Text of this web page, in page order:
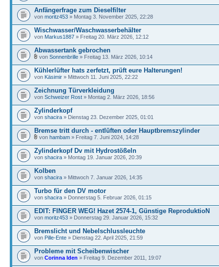
Anfängerfrage zum Dieselfilter
von moritz453 » Montag 3. November 2025, 22:28
Wischwasser/Waschwasserbehälter
von Markus1887 » Freitag 20. März 2026, 12:12
Abwassertank gebrochen
von Sonnenbrille » Freitag 13. März 2026, 10:14
Kühlerlüfter hats zerfetzt, prüft eure Halterungen!
von Käsimir » Mittwoch 11. Juni 2025, 22:22
Zeichnung Türverkleidung
von Schweizer Rost » Montag 2. März 2026, 18:56
Zylinderkopf
von shacira » Dienstag 23. Dezember 2025, 01:01
Bremse tritt durch - entlüften oder Hauptbremszylinder
von hambam » Freitag 7. Juni 2024, 14:28
Zylinderkopf Dv mit Hydrostößeln
von shacira » Montag 19. Januar 2026, 20:39
Kolben
von shacira » Mittwoch 7. Januar 2026, 14:35
Turbo für den DV motor
von shacira » Donnerstag 5. Februar 2026, 01:15
EDIT: FINGER WEG! Hazet 2574-1, Günstige ReproduktioN
von moritz453 » Donnerstag 29. Januar 2026, 15:32
Bremslicht und Nebelschlussleuchte
von Pille-Ente » Dienstag 22. April 2025, 21:59
Probleme mit Scheibenwischer
von Corinna Iden » Freitag 9. Dezember 2011, 19:07